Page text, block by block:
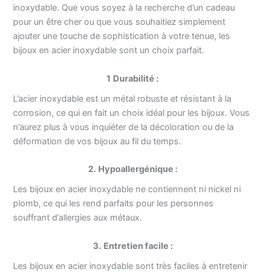
inoxydable. Que vous soyez à la recherche d’un cadeau
pour un être cher ou que vous souhaitiez simplement
ajouter une touche de sophistication à votre tenue, les
bijoux en acier inoxydable sont un choix parfait.
1 Durabilité :
L’acier inoxydable est un métal robuste et résistant à la
corrosion, ce qui en fait un choix idéal pour les bijoux. Vous
n’aurez plus à vous inquiéter de la décoloration ou de la
déformation de vos bijoux au fil du temps.
2. Hypoallergénique :
Les bijoux en acier inoxydable ne contiennent ni nickel ni
plomb, ce qui les rend parfaits pour les personnes
souffrant d’allergies aux métaux.
3. Entretien facile :
Les bijoux en acier inoxydable sont très faciles à entretenir